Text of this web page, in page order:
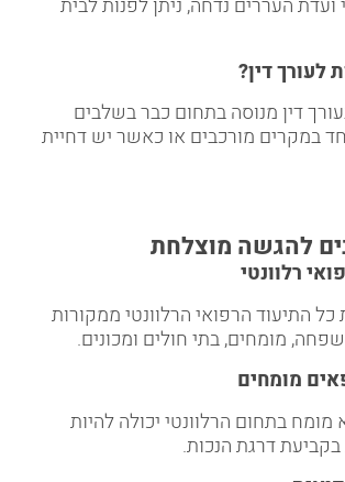
העררים נדחה, ניתן לפנות לבית
לעורך דין?
דין מנוסה בתחום כבר בשלבים
במקרים מורכבים או כאשר יש דחיית
להגשה מוצלחת
רלוונטי
התיעוד הרפואי הרלוונטי ממקורות
מומחים, בתי חולים ומכונים.
מומחים
בתחום הרלוונטי יכולה להיות
דרגת הנכות.